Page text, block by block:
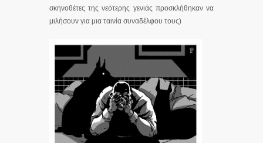
σκηνοθέτες της νεότερης γενιάς προσκλήθηκαν να
μιλήσουν για μια ταινία συναδέλφου τους)